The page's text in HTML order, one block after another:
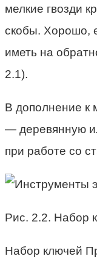
мелкие гвозди
скобы. Хорошо,
иметь на
2.1).
В дополнение к
— деревянную
при работе со
Рис. 2.2. Набор
Набор ключей